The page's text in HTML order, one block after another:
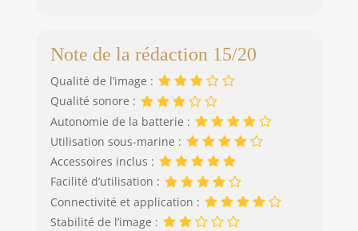
Note de la rédaction 15/20
Qualité de l’image :
Qualité sonore :
Autonomie de la batterie :
Utilisation sous-marine :
Accessoires inclus :
Facilité d’utilisation :
Connectivité et application :
Stabilité de l’image :